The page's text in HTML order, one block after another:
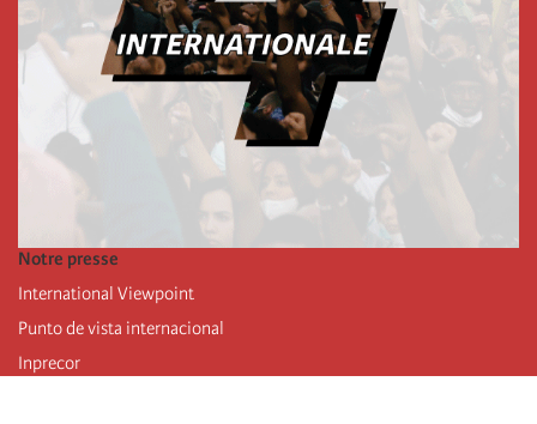
Notre presse
International Viewpoint
Punto de vista internacional
Inprecor